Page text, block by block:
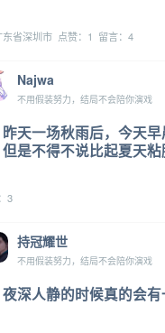
省深圳市 点赞：1 留言：4
Najwa
不用假装努力，结局不会陪你演戏
昨天一场秋雨后，今天
但是不得不说比起夏天
3
持冠耀世
不用假装努力，结局不会陪你演戏
夜深人静的时候真的会有